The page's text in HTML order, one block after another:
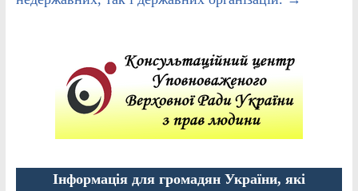
Інформація для громадян України, які